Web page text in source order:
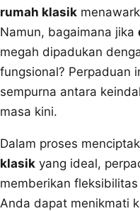
rumah klasik
Namun, bagaimana jika
megah dipadukan
fungsional? Perpaduan
sempurna antara
masa kini.
Dalam proses
klasik yang ideal,
memberikan
Anda dapat menikmati